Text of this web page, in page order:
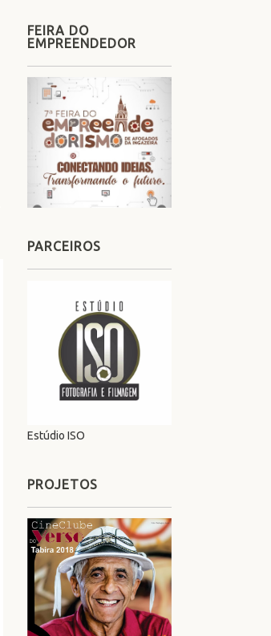
FEIRA DO
EMPREENDEDOR
PARCEIROS
Estúdio ISO
PROJETOS